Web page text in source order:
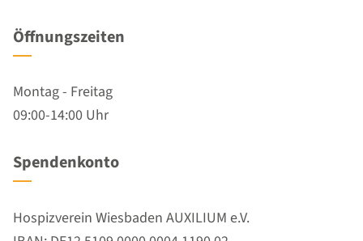
Öffnungszeiten
Montag - Freitag
09:00-14:00 Uhr
Spendenkonto
Hospizverein Wiesbaden AUXILIUM e.V.